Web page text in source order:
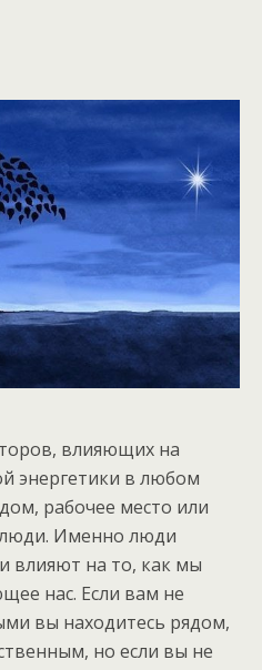
влияющих на
энергетики в любом
рабочее место или
люди. Именно люди
влияют на то, как мы
нас. Если вам не
вы находитесь рядом,
но если вы не